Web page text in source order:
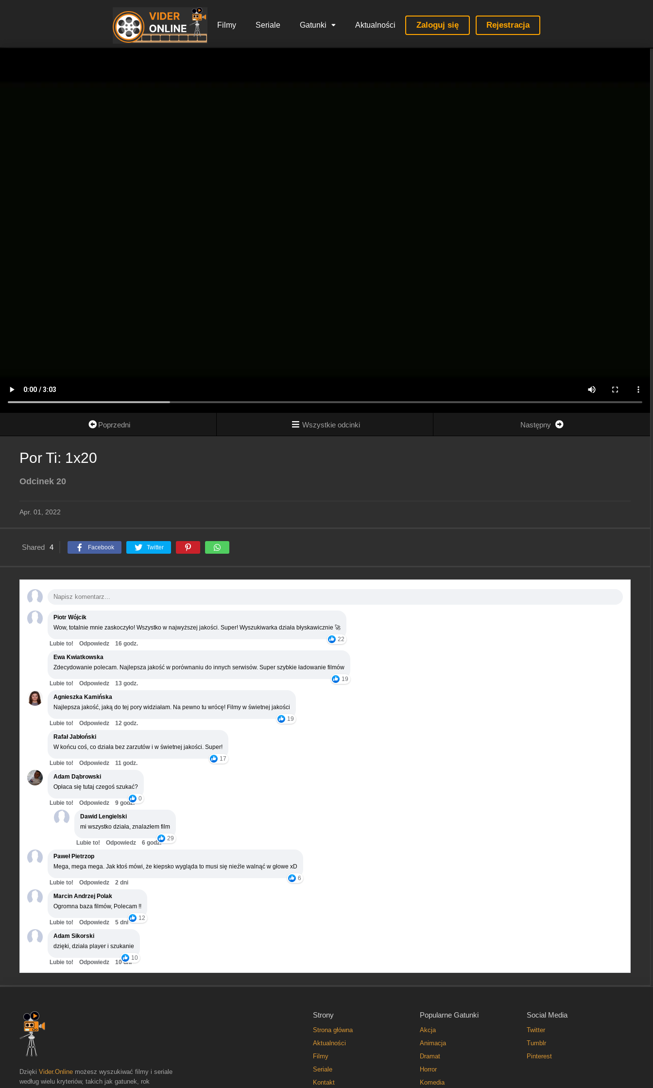
Filmy Seriale Gatunki Aktualności Zaloguj się Rejestracja
Poprzedni Wszystkie odcinki Następny
Por Ti: 1x20
Odcinek 20
Apr. 01, 2022
Shared 4 Facebook Twitter
Piotr Wójcik
Wow, totalnie mnie zaskoczyło! Wszystko w najwyższej jakości. Super! Wyszukiwarka działa błyskawicznie 🚀
22
Lubie to! Odpowiedz
16 godz.
Ewa Kwiatkowska
Zdecydowanie polecam. Najlepsza jakość w porównaniu do innych serwisów. Super szybkie ładowanie filmów
19
Lubie to! Odpowiedz
13 godz.
Agnieszka Kamińska
Najlepsza jakość, jaką do tej pory widziałam. Na pewno tu wrócę! Filmy w świetnej jakości
19
Lubie to! Odpowiedz
12 godz.
Rafał Jabłoński
W końcu coś, co działa bez zarzutów i w świetnej jakości. Super!
17
Lubie to! Odpowiedz
11 godz.
Adam Dąbrowski
Opłaca się tutaj czegoś szukać?
0
Lubie to! Odpowiedz
9 godz.
Dawid Lengielski
mi wszystko działa, znalazłem film
29
Lubie to! Odpowiedz
6 godz.
Paweł Pietrzop
Mega, mega mega. Jak ktoś mówi, że kiepsko wygląda to musi się nieźle walnąć w głowe xD
6
Lubie to! Odpowiedz
2 dni
Marcin Andrzej Polak
Ogromna baza filmów, Polecam !!
12
Lubie to! Odpowiedz
5 dni
Adam Sikorski
dzięki, działa player i szukanie
10
Lubie to! Odpowiedz 10 dni
Strony
Strona główna
Aktualności
Filmy
Seriale
Kontakt
Popularne Gatunki
Akcja
Animacja
Dramat
Horror
Komedia
Social Media
Twitter
Tumblr
Pinterest
Dzięki Vider.Online możesz wyszukiwać filmy i seriale
według wielu kryteriów, takich jak gatunek, rok